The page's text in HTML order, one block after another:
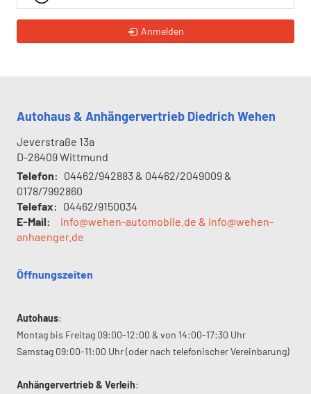
Anmelden
Autohaus & Anhängervertrieb Diedrich Wehen
Jeverstraße 13a
D-26409Wittmund
Telefon: 04462/942883 & 04462/2049009 &
0178/7992860
Telefax: 04462/9150034
E-Mail:
info@wehen-automobile.de & info@wehen-
anhaenger.de
Öffnungszeiten
Autohaus:
Montag bis Freitag 09:00-12:00 & von 14:00-17:30 Uhr
Samstag 09:00-11:00 Uhr (oder nach telefonischer Vereinbarung)
Anhängervertrieb & Verleih: